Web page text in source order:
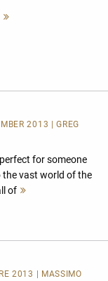
2013 | GREG
for someone
vast world of the
of
2013 | MASSIMO